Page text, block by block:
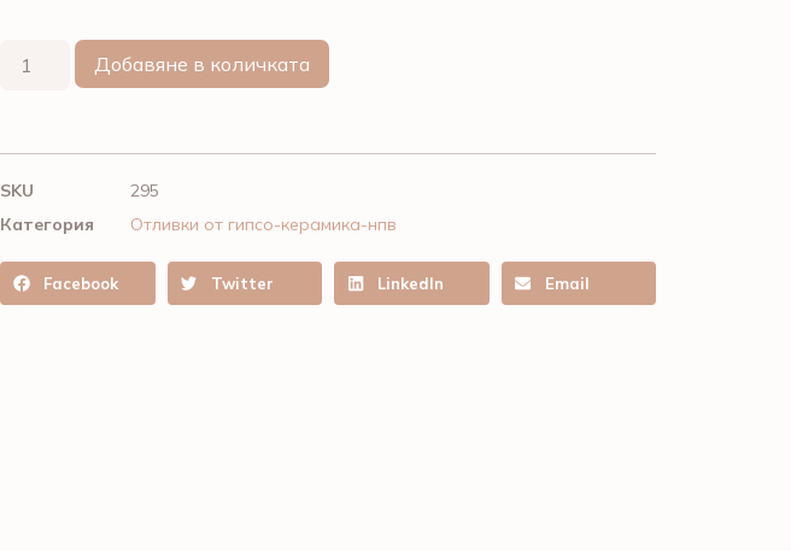
Добавяне в количката
SKU
295
Категория
Отливки от гипсо-керамика-нпв
Facebook Twitter LinkedIn Email